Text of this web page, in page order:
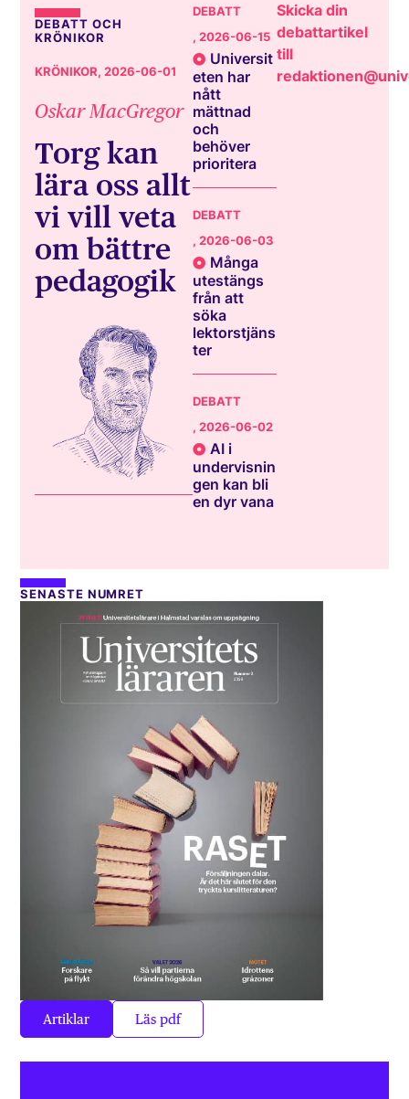
DEBATT OCH
KRÖNIKOR
KRÖNIKOR, 2026-06-01
Oskar MacGregor
Torg kan
lära oss allt
vi vill veta
om bättre
pedagogik
DEBATT
, 2026-06-15
Universit
eten har
nått
mättnad
och
behöver
prioritera
DEBATT
, 2026-06-03
Många
utestängs
från att
söka
lektorstjäns
ter
DEBATT
, 2026-06-02
AI i
undervisnin
gen kan bli
en dyr vana
Skicka din
debattartikel
till
SENASTE NUMRET
Artiklar Läs pdf